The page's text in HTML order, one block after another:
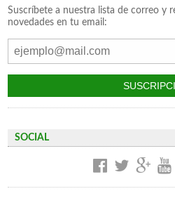
Suscríbete a nuestra lista de correo y
novedades en tu email:
SOCIAL